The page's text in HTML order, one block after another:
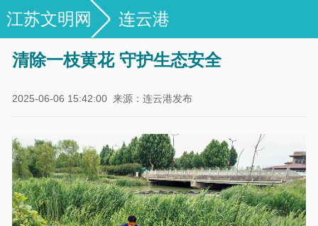
江苏文明网 连云港
清除一枝黄花 守护生态安全
2025-06-06 15:42:00 来源：连云港发布